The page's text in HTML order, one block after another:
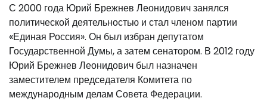
С 2000 года Юрий Брежнев Леонидович занялся
политической деятельностью и стал членом партии
«Единая Россия». Он был избран депутатом
Государственной Думы, а затем сенатором. В 2012 году
Юрий Брежнев Леонидович был назначен
заместителем председателя Комитета по
международным делам Совета Федерации.